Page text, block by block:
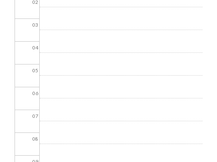
02
03
04
05
06
07
08